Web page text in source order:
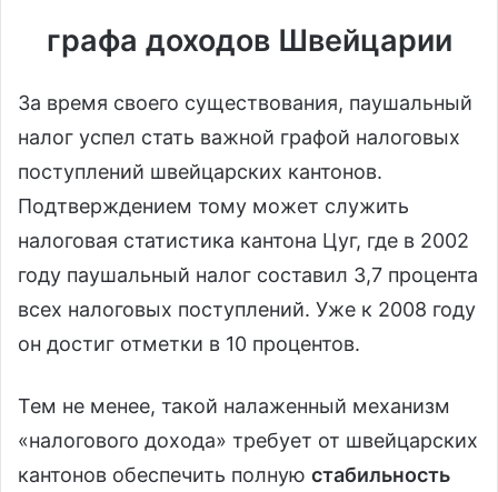
графа доходов Швейцарии
За время своего существования, паушальный
налог успел стать важной графой налоговых
поступлений швейцарских кантонов.
Подтверждением тому может служить
налоговая статистика кантона Цуг, где в 2002
году паушальный налог составил 3,7 процента
всех налоговых поступлений. Уже к 2008 году
он достиг отметки в 10 процентов.
Тем не менее, такой налаженный механизм
«налогового дохода» требует от швейцарских
кантонов обеспечить полную стабильность